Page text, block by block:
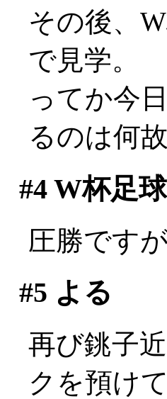
その後、
で見学。
ってか今
るのは何
#4W杯足
圧勝です
#5 よる
再び銚子
クを預け